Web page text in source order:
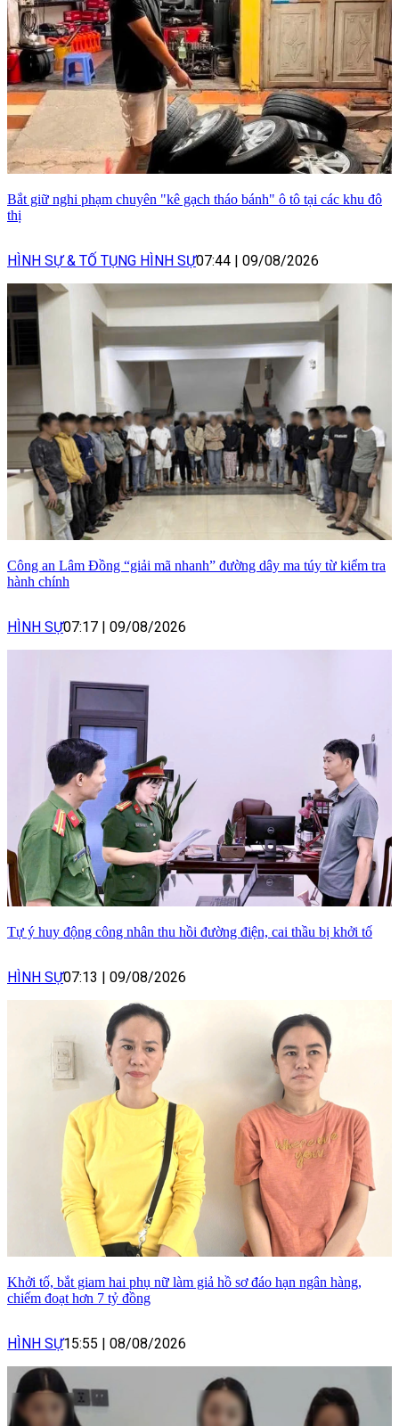
Bắt giữ nghi phạm chuyên "kê gạch tháo bánh" ô tô tại các khu đô
thị
HÌNH SỰ & TỐ TỤNG HÌNH SỰ07:44 09/08/2026
Công an Lâm Đồng “giải mã nhanh” đường dây ma túy từ kiểm tra
hành chính
HÌNH SỰ07:17 09/08/2026
Tự ý huy động công nhân thu hồi đường điện, cai thầu bị khởi tố
HÌNH SỰ07:13 09/08/2026
Khởi tố, bắt giam hai phụ nữ làm giả hồ sơ đáo hạn ngân hàng,
chiếm đoạt hơn 7 tỷ đồng
HÌNH SỰ15:55 08/08/2026